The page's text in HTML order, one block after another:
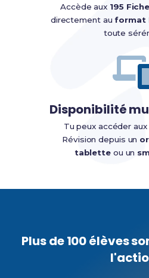
Accède aux 195
directement auformat
toute
Disponibilité
Tu peux accéder aux
Révision depuis un
tabletteou un
Plus de 100 élèves